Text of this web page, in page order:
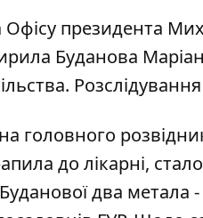
Офісу президента
Буданова
.
головного
до лікарні,
два